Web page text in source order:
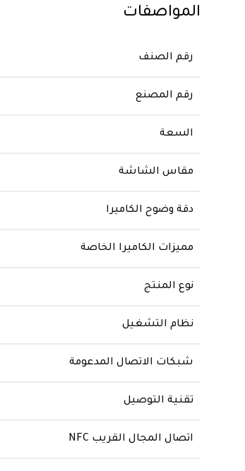
المواصفات
رقم الصنف
رقم المصنع
السعة
مقاس الشاشة
دقة وضوح الكاميرا
مميزات الكاميرا الخاصة
نوع المنتج
نظام التشغيل
شبكات الاتصال المدعومة
تقنية التوصيل
اتصال المجال القريب NFC